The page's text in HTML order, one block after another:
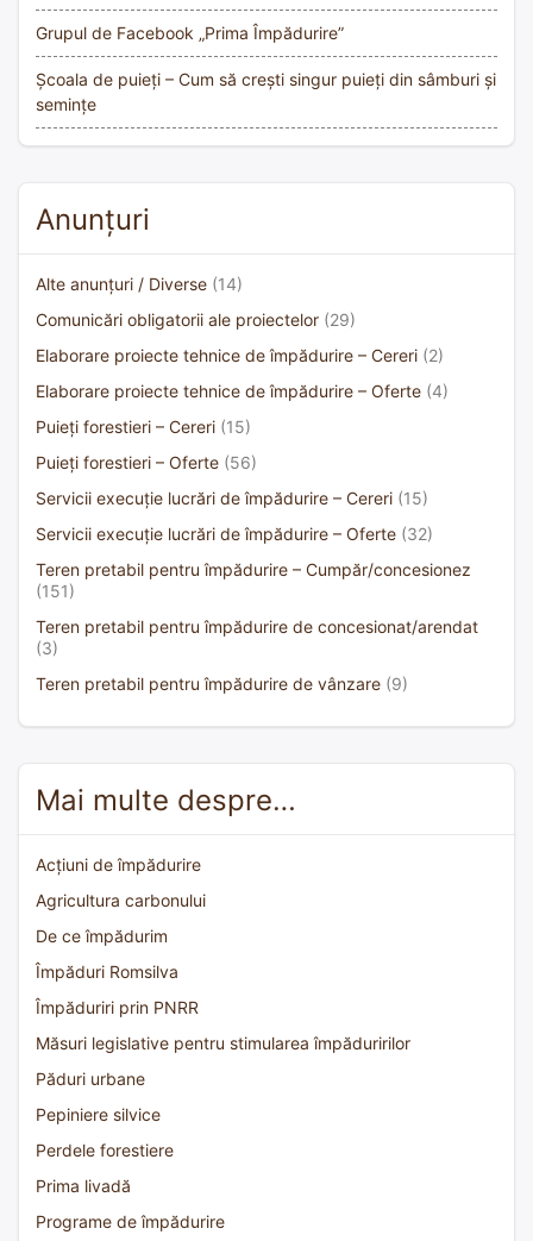
Grupul de Facebook „Prima Împădurire”
Școala de puieți – Cum să crești singur puieți din sâmburi și
semințe
Anunțuri
Alte anunțuri / Diverse (14)
Comunicări obligatorii ale proiectelor (29)
Elaborare proiecte tehnice de împădurire – Cereri (2)
Elaborare proiecte tehnice de împădurire – Oferte (4)
Puieți forestieri – Cereri (15)
Puieți forestieri – Oferte (56)
Servicii execuție lucrări de împădurire – Cereri (15)
Servicii execuție lucrări de împădurire – Oferte (32)
Teren pretabil pentru împădurire – Cumpăr/concesionez
(151)
Teren pretabil pentru împădurire de concesionat/arendat
(3)
Teren pretabil pentru împădurire de vânzare (9)
Mai multe despre…
Acțiuni de împădurire
Agricultura carbonului
De ce împădurim
Împăduri Romsilva
Împăduriri prin PNRR
Măsuri legislative pentru stimularea împăduririlor
Păduri urbane
Pepiniere silvice
Perdele forestiere
Prima livadă
Programe de împădurire